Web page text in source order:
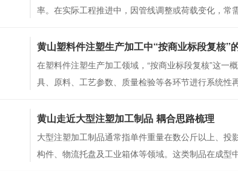
率。在实际工程推进中，因管线调整或荷载变化，
黄山塑料件注塑生产加工中“按商业标段复核”
在塑料件注塑生产加工领域，“按商业标段复核”这
具、原料、工艺参数、质量检验等各环节进行系统
黄山走近大型注塑加工制品 耦合思路梳理
大型注塑加工制品通常指单件重量在数公斤以上、
构件、物流托盘及工业箱体等领域。这类制品在成